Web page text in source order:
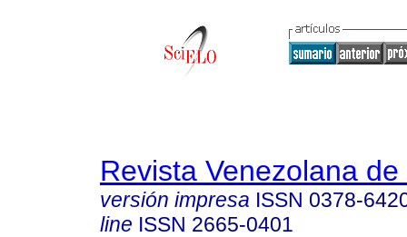
Revista Venezolana
versión impresa ISSN 0378-
line ISSN 2665-0401